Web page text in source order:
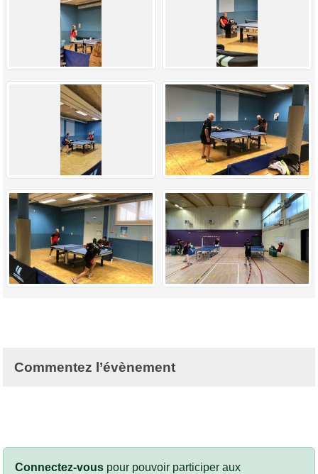
Commentez l’évènement
Connectez-vous pour pouvoir participer aux